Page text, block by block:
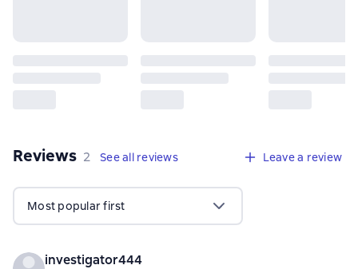
Reviews 2 reviews
2 See all reviews Leave a review
Most popular first
investigator444